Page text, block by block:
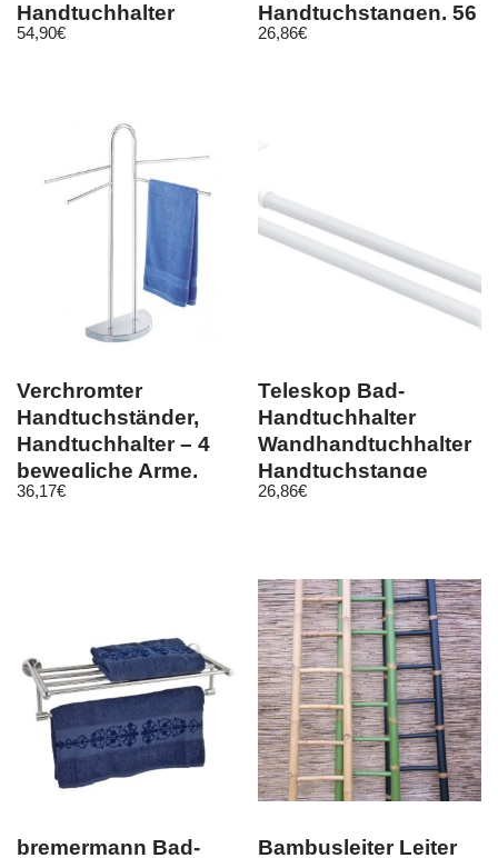
Handtuchhalter
Kleiderständer Leiter
54,90€
Handtuchstangen, 56
x 43,5 cm, verchromt
26,86€
Verchromter
Handtuchständer,
Handtuchhalter – 4
bewegliche Arme,
WENKO
36,17€
Teleskop Bad-
Handtuchhalter
Wandhandtuchhalter
Handtuchstange
Handtuch 2 Armen
26,86€
bremermann Bad- Bambusleiter Leiter